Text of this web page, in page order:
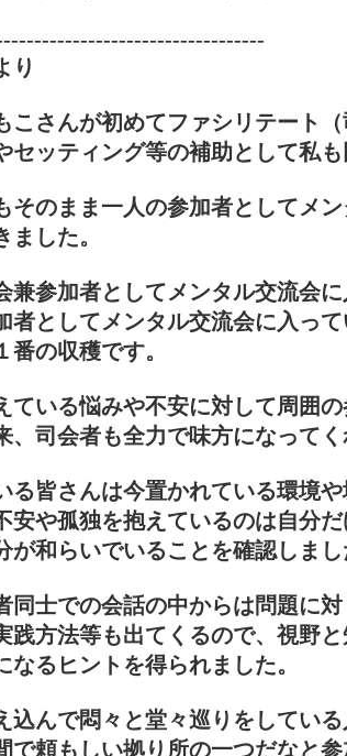
り
こさんが初めてファシリテート
セッティング等の補助として私
そのまま一人の参加者としてメ
ました。
兼参加者としてメンタル交流会
者としてメンタル交流会に入っ
番の収穫です。
ている悩みや不安に対して周囲
、司会者も全力で味方になって
る皆さんは今置かれている環境
安や孤独を抱えているのは自分
が和らいでいることを確認しま
同士での会話の中からは問題に
践方法等も出てくるので、視野
なるヒントを得られました。
込んで悶々と堂々巡りをしてい
で頼もしい拠り所の一つだなと